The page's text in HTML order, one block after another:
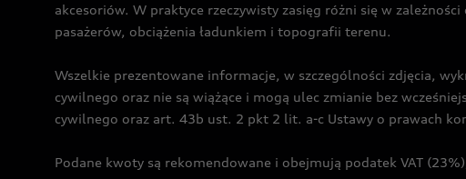
akcesoriów. W praktyce rzeczywisty zasięg różni się w
pasażerów, obciążenia ładunkiem i topografii terenu.
Wszelkie prezentowane informacje, w szczególności zdjęcia,
cywilnego oraz nie są wiążące i mogą ulec zmianie bez
cywilnego oraz art. 43b ust. 2 pkt 2 lit. a-c Ustawy o prawach
Podane kwoty są rekomendowane i obejmują podatek VAT